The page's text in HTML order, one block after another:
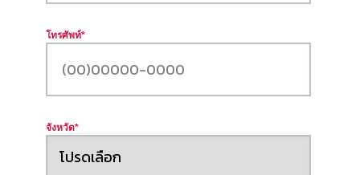
โทรศัพท์*
จังหวัด*